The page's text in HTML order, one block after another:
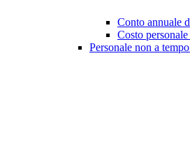
Conto annuale
Costo
Personale non a